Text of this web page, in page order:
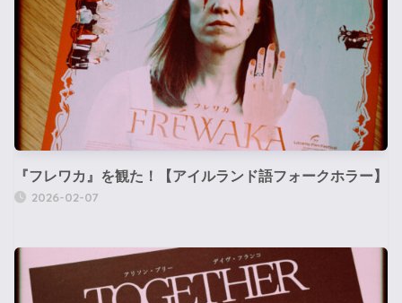
『フレワカ』を観た！【アイルランド語フォークホラー】
2026-02-07